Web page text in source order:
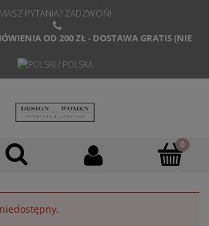
MASZ PYTANIA? ZADZWOŃ!
OD 200 ZŁ - DOSTAWA GRATIS (NIE